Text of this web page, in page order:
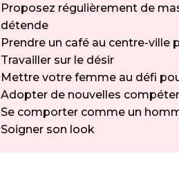
Proposez régulièrement de
détende
Prendre un café au centre-ville
Travailler sur le désir
Mettre votre femme au défi
Adopter de nouvelles
Se comporter comme un
Soigner son look